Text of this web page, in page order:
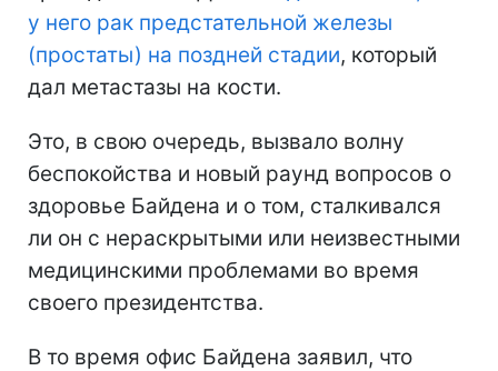
у него рак предстательной железы
(простаты) на поздней стадии, который
дал метастазы на кости.
Это, в свою очередь, вызвало волну
беспокойства и новый раунд вопросов о
здоровье Байдена и о том, сталкивался
ли он с нераскрытыми или неизвестными
медицинскими проблемами во время
своего президентства.
В то время офис Байдена заявил, что